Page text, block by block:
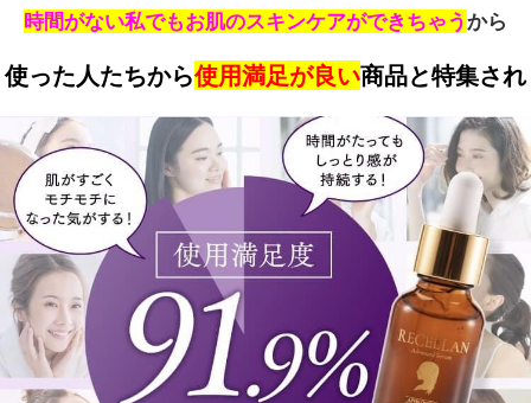
時間がない私でもお肌のスキンケアができちゃうから
使った人たちから使用満足が良い商品と特集され